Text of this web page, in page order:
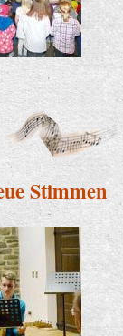
des
Zuhörer in
Stimmen